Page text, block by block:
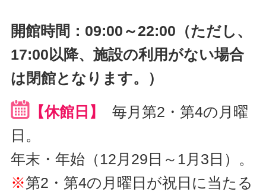
開館時間：09:00～22:00（ただし、
17:00以降、施設の利用がない場合
は閉館となります。）
【休館日】 毎月第2・第4の月曜
日。
年末・年始（12月29日～1月3日）。
※第2・第4の月曜日が祝日に当たる